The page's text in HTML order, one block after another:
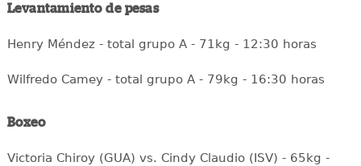
Levantamiento de pesas
Henry Méndez - total grupo A - 71kg - 12:30 horas
Wilfredo Camey - total grupo A - 79kg - 16:30 horas
Boxeo
Victoria Chiroy (GUA) vs. Cindy Claudio (ISV) - 65kg -